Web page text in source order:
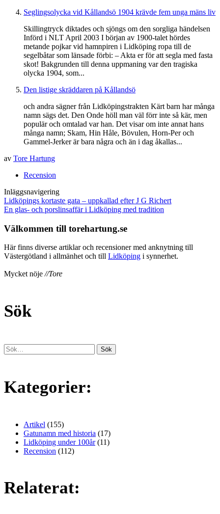
Seglingsolycka vid Kållandsö 1904 krävde fem unga mäns liv
Skillingtryck diktades och sjöngs om den sorgliga händelsen
Införd i NLT April 2003 I början av 1900-talet hördes
metande pojkar vid hamnpiren i Lidköping ropa till de
segelbåtar som länsade förbi: – Akta er för att segla med fasta
skot! Bakgrunden till denna uppmaning var den tragiska
olycka 1904, som...
Den listige skräddaren på Kållandsö
och andra sägner från Lidköpingstrakten Kärt barn har många
namn sägs det. Den Onde höll man väl förr inte så kär, men
populär och omtalad var han. Det visar om inte annat hans
många namn; Skam, Hin Håle, Bövulen, Horn-Per och
Gammel-Jerker är bara några och än i dag åkallas...
av Tore Hartung
Recension
Inläggsnavigering
Lidköpings kortaste gata – uppkallad efter J G Richert
En glas- och porslinsaffär i Lidköping med tradition
Välkommen till torehartung.se
Här finns diverse artiklar och recensioner med anknytning till
Västergötland i allmänhet och till Lidköping i synnerhet.
Mycket nöje//Tore
Sök
Kategorier:
Artikel (155)
Gatunamn med historia (17)
Lidköping under 100år(11)
Recension (112)
Relaterat: